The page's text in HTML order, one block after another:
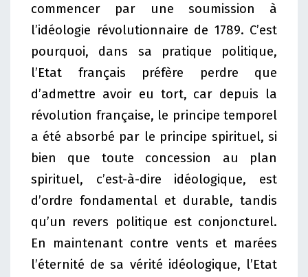
commencer par une soumission à
l’idéologie révolutionnaire de 1789. C’est
pourquoi, dans sa pratique politique,
l’Etat français préfère perdre que
d’admettre avoir eu tort, car depuis la
révolution française, le principe temporel
a été absorbé par le principe spirituel, si
bien que toute concession au plan
spirituel, c’est-à-dire idéologique, est
d’ordre fondamental et durable, tandis
qu’un revers politique est conjoncturel.
En maintenant contre vents et marées
l’éternité de sa vérité idéologique, l’Etat